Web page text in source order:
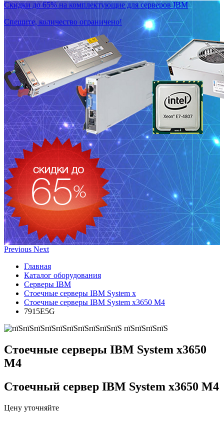
Скидки до 65% на комплектующие для серверов IBM
Спешите, количество ограничено!
Previous Next
Главная
Каталог оборудования
Серверы IBM
Стоечные серверы IBM System x
Стоечные серверы IBM System x3650 M4
7915E5G
Стоечные серверы IBM System x3650
M4
Стоечный сервер IBM System x3650 M4
Цену уточняйте